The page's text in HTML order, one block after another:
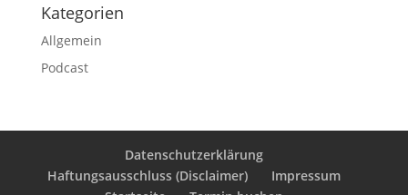
Kategorien
Allgemein
Podcast
Datenschutzerklärung
Haftungsausschluss (Disclaimer)
Impressum